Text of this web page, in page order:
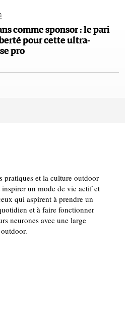
comme sponsor : le pari
pour cette ultra-
pro
pratiques et la culture outdoor
un mode de vie actif et
qui aspirent à prendre un
et à faire fonctionner
neurones avec une large